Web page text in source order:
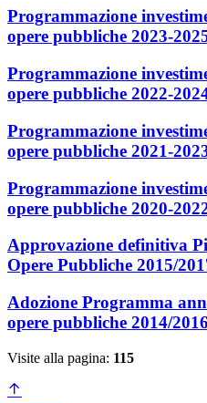
Programmazione
opere pubbliche 2023-
Programmazione
opere pubbliche 2022-
Programmazione
opere pubbliche 2021-
Programmazione
opere pubbliche 2020-
Approvazione definitiva
Opere Pubbliche 2015/
Adozione Programma
opere pubbliche 2014/2016
Visite alla pagina: 115